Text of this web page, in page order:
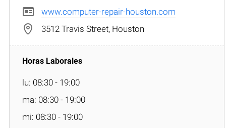
www.computer-repair-houston.com
3512 Travis Street, Houston
lu: 08:30 - 19:00
ma: 08:30 - 19:00
mi: 08:30 - 19:00